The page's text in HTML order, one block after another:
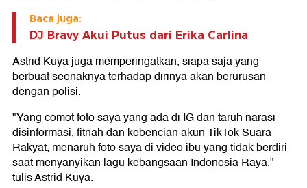
Baca juga:
DJ Bravy Akui Putus dari Erika Carlina
Astrid Kuya juga memperingatkan, siapa saja yang
berbuat seenaknya terhadap dirinya akan berurusan
dengan polisi.
"Yang comot foto saya yang ada di IG dan taruh narasi
disinformasi, fitnah dan kebencian akun TikTok Suara
Rakyat, menaruh foto saya di video ibu yang tidak berdiri
saat menyanyikan lagu kebangsaan Indonesia Raya,"
tulis Astrid Kuya.